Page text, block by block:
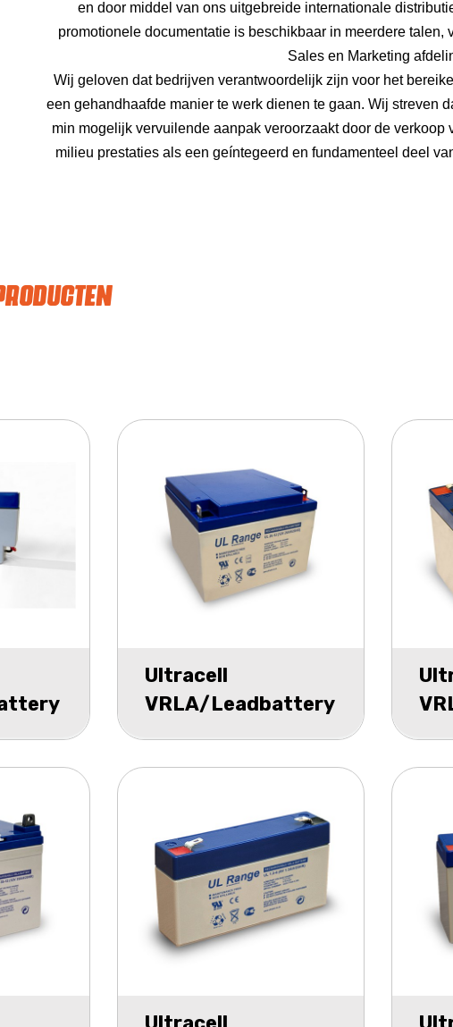
en door middel van ons uitgebreide internationale
promotionele documentatie is beschikbaar in meerdere
Sales en Marketing
Wij geloven dat bedrijven verantwoordelijk zijn voor het
een gehandhaafde manier te werk dienen te gaan. Wij streven
min mogelijk vervuilende aanpak veroorzaakt door de verkoop
milieu prestaties als een geíntegeerd en fundamenteel deel
Ultracell
VRLA/Leadbattery